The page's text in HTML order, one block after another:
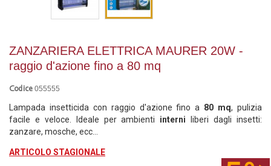
ZANZARIERA ELETTRICA MAURER 20W -
raggio d'azione fino a 80 mq
Codice 055555
Lampada insetticida con raggio d'azione fino a 80 mq, pulizia
facile e veloce. Ideale per ambienti interni liberi dagli insetti:
zanzare, mosche, ecc...
ARTICOLO STAGIONALE